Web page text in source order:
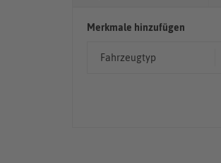
Merkmale hinzufügen
Fahrzeugtyp